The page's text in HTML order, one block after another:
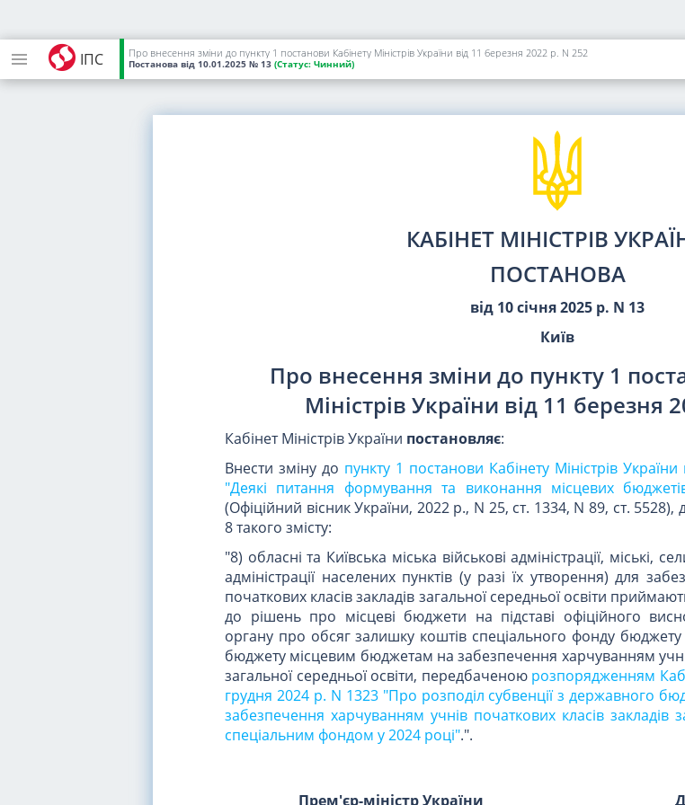
ІПС Про внесення зміни до пункту 1 постанови Кабінету Міністрів України від 11 березня 2022 р. N 252
Постанова від 10.01.2025 № 13 (Статус: Чинний)
КАБІНЕТ МІНІСТРІВ
ПОСТАНОВА
від 10 січня 2025 р. N 13
Київ
Про внесення зміни до пункту 1
Міністрів України від 11 березня
Кабінет Міністрів України постановляє:
Внести зміну до пункту 1 постанови Кабінету Міністрів
"Деякі питання формування та виконання місцевих
(Офіційний вісник України, 2022 р., N 25, ст. 1334, N 89, ст.
8 такого змісту:
"8) обласні та Київська міська військові адміністрації, міські,
адміністрації населених пунктів (у разі їх утворення) для
початкових класів закладів загальної середньої освіти
до рішень про місцеві бюджети на підставі офіційного
органу про обсяг залишку коштів спеціального фонду
бюджету місцевим бюджетам на забезпечення харчуванням
загальної середньої освіти, передбаченою розпорядженням
грудня 2024 р. N 1323 "Про розподіл субвенції з державного
забезпечення харчуванням учнів початкових класів закладів
спеціальним фондом у 2024 році".".
Прем'єр-міністр України